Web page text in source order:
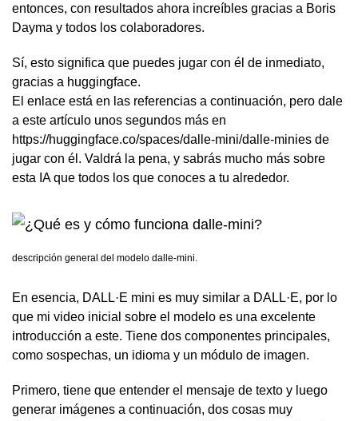
entonces, con resultados ahora increíbles gracias a Boris
Dayma y todos los colaboradores.
Sí, esto significa que puedes jugar con él de inmediato,
gracias a huggingface.
El enlace está en las referencias a continuación, pero dale
a este artículo unos segundos más en
https://huggingface.co/spaces/dalle-mini/dalle-minies de
jugar con él. Valdrá la pena, y sabrás mucho más sobre
esta IA que todos los que conoces a tu alrededor.
descripción general del modelo dalle-mini.
En esencia, DALL·E mini es muy similar a DALL·E, por lo
que mi video inicial sobre el modelo es una excelente
introducción a este. Tiene dos componentes principales,
como sospechas, un idioma y un módulo de imagen.
Primero, tiene que entender el mensaje de texto y luego
generar imágenes a continuación, dos cosas muy